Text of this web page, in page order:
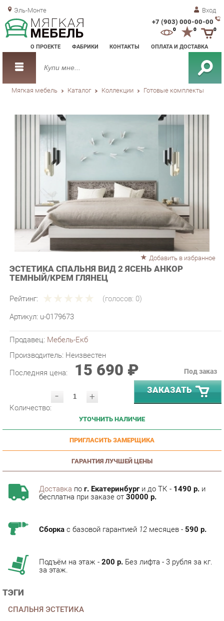
Эль-Монте Вход
+7 (903) 000-00-00
О ПРОЕКТЕ ФАБРИКИ КОНТАКТЫ ОПЛАТА И ДОСТАВКА
0 0
Мягкая мебель Каталог Коллекции Готовые комплекты
Добавить в избранное
ЭСТЕТИКА СПАЛЬНЯ ВИД 2 ЯСЕНЬ АНКОР
ТЕМНЫЙ/КРЕМ ГЛЯНЕЦ
Артикул: u-0179673
Производитель:Неизвестен
Последняя цена: 15 690 ₽
- ЗАКАЗАТЬ
УТОЧНИТЬ НАЛИЧИЕ
ПРИГЛАСИТЬ ЗАМЕРЩИКА
ГАРАНТИЯ ЛУЧШЕЙ ЦЕНЫ
Доставкапог. Екатеринбурги до ТК -1490 р.и
ТЭГИ